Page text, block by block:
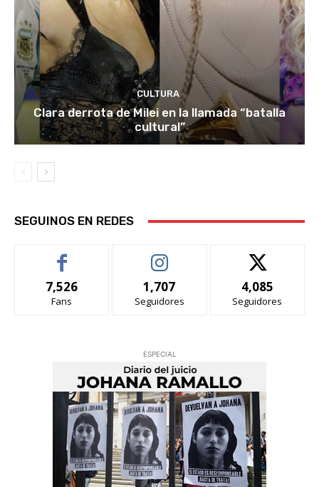
CULTURA
Clara derrota de Milei en la llamada “batalla
cultural”
SEGUINOS EN REDES
7,526
Fans
1,707
Seguidores
4,085
Seguidores
ESPECIAL